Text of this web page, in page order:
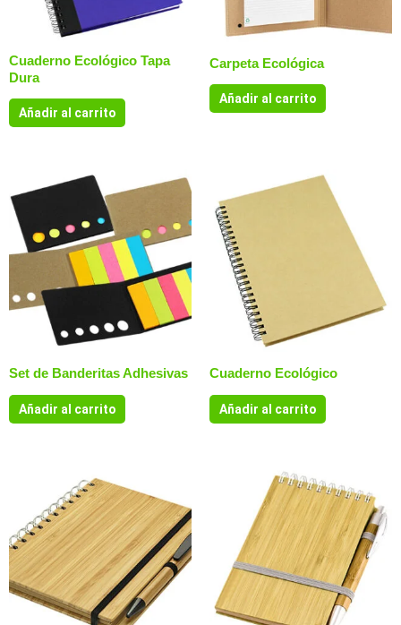
Cuaderno Ecológico Tapa
Dura
Añadir al carrito
Carpeta Ecológica
Añadir al carrito
Set de Banderitas Adhesivas
Añadir al carrito
Cuaderno Ecológico
Añadir al carrito